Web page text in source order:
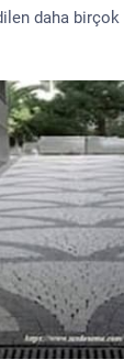
daha